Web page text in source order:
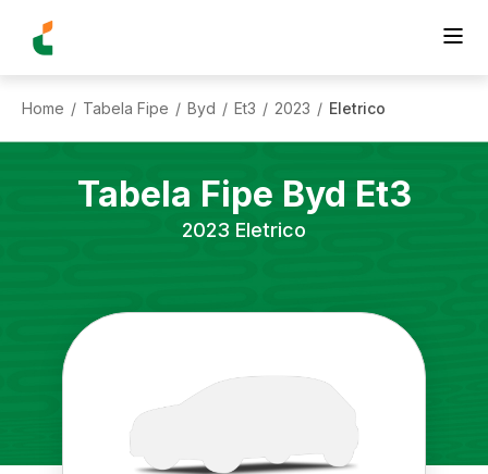
Home / Tabela Fipe / Byd / Et3 / 2023 / Eletrico
Tabela Fipe Byd Et3
2023 Eletrico